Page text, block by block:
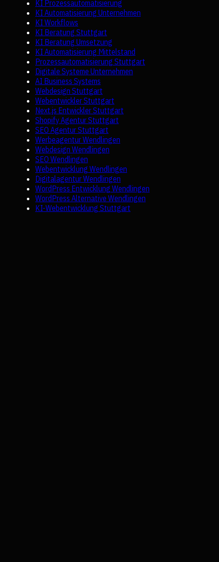
KI Prozessautomatisierung
KI Automatisierung Unternehmen
KI Workflows
KI Beratung Stuttgart
KI Beratung Umsetzung
KI Automatisierung Mittelstand
Prozessautomatisierung Stuttgart
Digitale Systeme Unternehmen
AI Business Systems
Webdesign Stuttgart
Webentwickler Stuttgart
Next.js Entwickler Stuttgart
Shopify Agentur Stuttgart
SEO Agentur Stuttgart
Werbeagentur Wendlingen
Webdesign Wendlingen
SEO Wendlingen
Webentwicklung Wendlingen
Digitalagentur Wendlingen
WordPress Entwicklung Wendlingen
WordPress Alternative Wendlingen
KI-Webentwicklung Stuttgart